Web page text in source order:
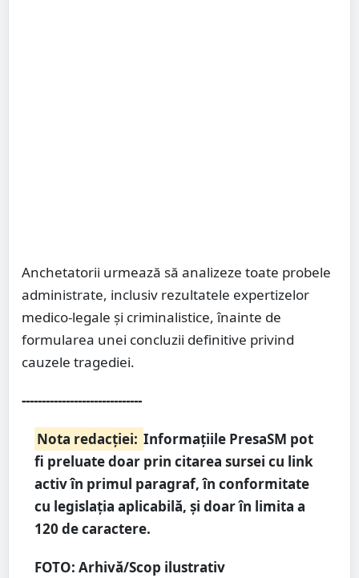
Anchetatorii urmează să analizeze toate probele
administrate, inclusiv rezultatele expertizelor
medico-legale și criminalistice, înainte de
formularea unei concluzii definitive privind
cauzele tragediei.
------------------------------
Nota redacției: Informațiile PresaSM pot
fi preluate doar prin citarea sursei cu link
activ în primul paragraf, în conformitate
cu legislația aplicabilă, și doar în limita a
120 de caractere.
FOTO: Arhivă/Scop ilustrativ